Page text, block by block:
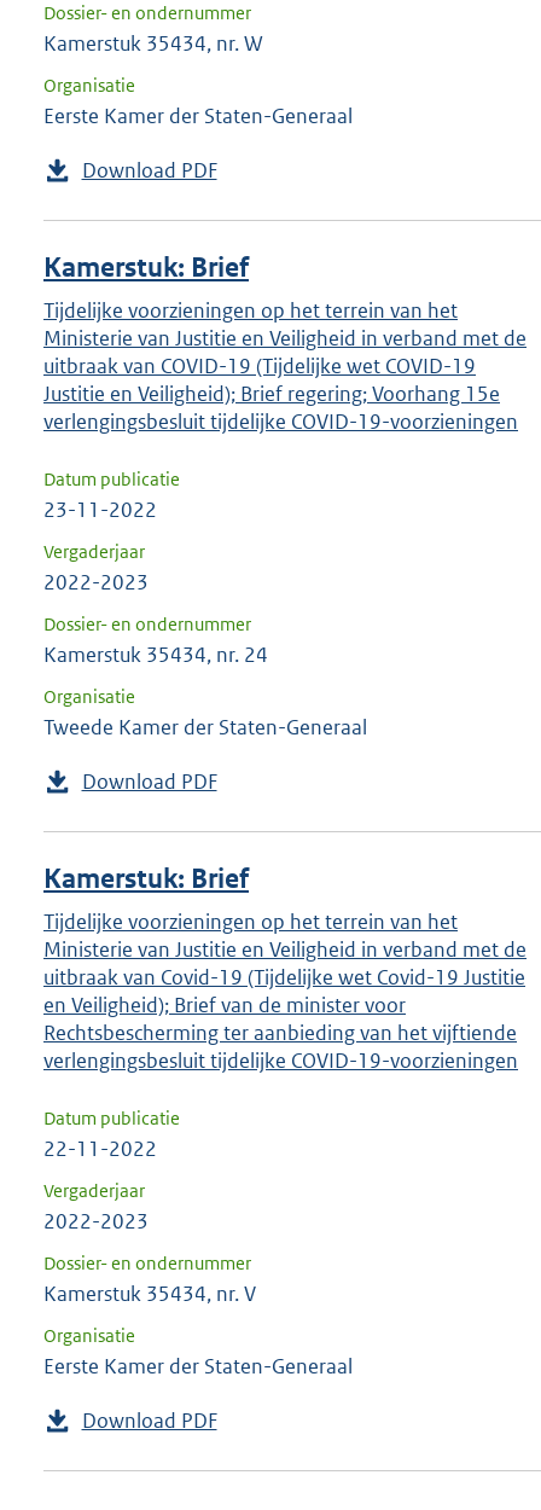
Dossier- en ondernummer
Kamerstuk 35434, nr. W
Organisatie
Eerste Kamer der Staten-Generaal
Download PDF
Kamerstuk: Brief
Tijdelijke voorzieningen op het terrein van het
Ministerie van Justitie en Veiligheid in verband met de
uitbraak van COVID-19 (Tijdelijke wet COVID-19
Justitie en Veiligheid); Brief regering; Voorhang 15e
verlengingsbesluit tijdelijke COVID-19-voorzieningen
Datum publicatie
23-11-2022
Vergaderjaar
2022-2023
Dossier- en ondernummer
Kamerstuk 35434, nr. 24
Organisatie
Tweede Kamer der Staten-Generaal
Download PDF
Kamerstuk: Brief
Tijdelijke voorzieningen op het terrein van het
Ministerie van Justitie en Veiligheid in verband met de
uitbraak van Covid-19 (Tijdelijke wet Covid-19 Justitie
en Veiligheid); Brief van de minister voor
Rechtsbescherming ter aanbieding van het vijftiende
verlengingsbesluit tijdelijke COVID-19-voorzieningen
Datum publicatie
22-11-2022
Vergaderjaar
2022-2023
Dossier- en ondernummer
Kamerstuk 35434, nr. V
Organisatie
Eerste Kamer der Staten-Generaal
Download PDF